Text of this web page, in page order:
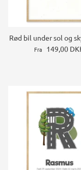
Rød bil under sol og
Fra 149,00